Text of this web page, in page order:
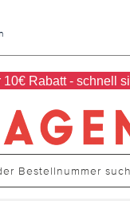
10€ Rabatt - schnell